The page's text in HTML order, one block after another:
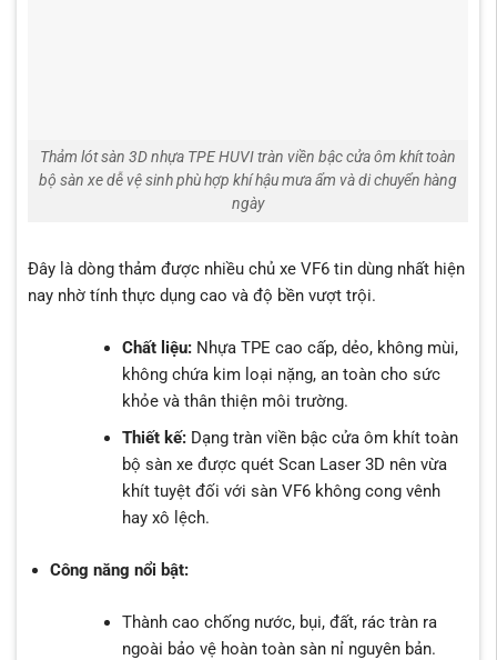
Thảm lót sàn 3D nhựa TPE HUVI tràn viền bậc cửa ôm khít toàn
bộ sàn xe dễ vệ sinh phù hợp khí hậu mưa ẩm và di chuyển hàng
ngày
Đây là dòng thảm được nhiều chủ xe VF6 tin dùng nhất hiện
nay nhờ tính thực dụng cao và độ bền vượt trội.
Chất liệu: Nhựa TPE cao cấp, dẻo, không mùi,
không chứa kim loại nặng, an toàn cho sức
khỏe và thân thiện môi trường.
Thiết kế:Dạng tràn viền bậc cửa ôm khít toàn
bộ sàn xe được quét Scan Laser 3D nên vừa
khít tuyệt đối với sàn VF6 không cong vênh
hay xô lệch.
Công năng nổi bật:
Thành cao chống nước, bụi, đất, rác tràn ra
ngoài bảo vệ hoàn toàn sàn nỉ nguyên bản.